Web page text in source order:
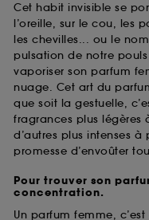
Cet habit invisible se
l’oreille, sur le cou, les
les chevilles... ou le
pulsation de notre
vaporiser son parfum
nuage. Cet art du
que soit la gestuelle,
fragrances plus légères
d’autres plus intenses à
promesse d’envoûter
Pour trouver son
concentration.
Un parfum femme,